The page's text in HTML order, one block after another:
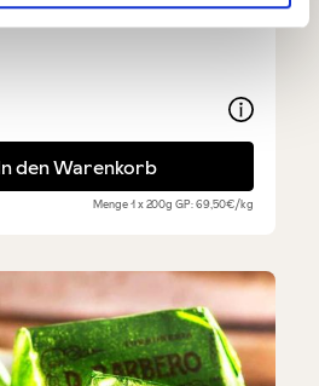
von 4.6 von 5 Sternen
den Warenkorb
Menge1 x 200gGP: 69,50€/kg